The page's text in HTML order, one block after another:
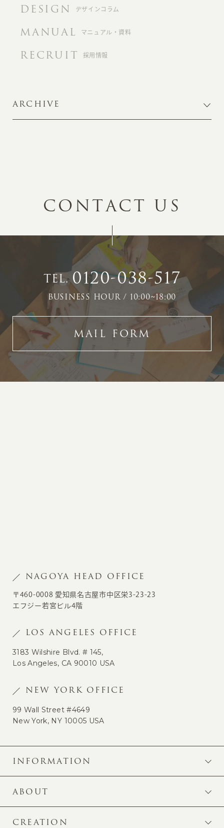
DESIGN デザインコラム
MANUAL マニュアル・資料
RECRUIT 採用情報
ARCHIVE
CONTACT US
TEL.0120-038-517
BUSINESS HOUR / 10:00~18:00
MAIL FORM
NAGOYA HEAD OFFICE
〒460-0008 愛知県名古屋市中区栄3-23-23
エフジー若宮ビル4階
LOS ANGELES OFFICE
3183 Wilshire Blvd. # 145,
Los Angeles, CA 90010 USA
NEW YORK OFFICE
99 Wall Street #4649
New York, NY 10005 USA
INFORMATION
ABOUT
CREATION